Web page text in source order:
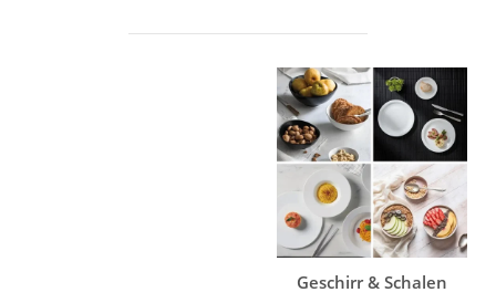
Geschirr & Schalen